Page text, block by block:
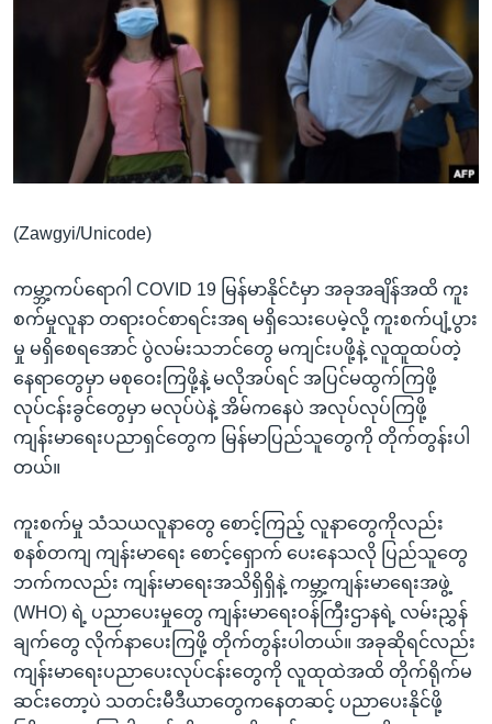
ရန်
ရန်
နေရာ
သို့
ကျော်
ရန်
ရုပ်ရှင်ထဲက အင်္ဂလိပ်စာ
သုတပဒေသာ အင်္ဂလိပ်စာ
ရေဒီယို/တီဗွီအစီအစဉ်
Learning English
ဗွီအိုအေ လူမှုကွန်ယက်များ
(Zawgyi/Unicode)
ကမ္ဘာ့ကပ်ရောဂါ COVID 19 မြန်မာနိုင်ငံမှာ အခုအချိန်အထိ ကူး
စက်မှုလူနာ တရားဝင်စာရင်းအရ မရှိသေးပေမဲ့လို့ ကူးစက်ပျံ့ပွား
မှု မရှိစေရအောင် ပွဲလမ်းသဘင်တွေ မကျင်းပဖို့နဲ့ လူထူထပ်တဲ့
နေရာတွေမှာ မစုဝေးကြဖို့နဲ့ မလိုအပ်ရင် အပြင်မထွက်ကြဖို့
လုပ်ငန်းခွင်တွေမှာ မလုပ်ပဲနဲ့ အိမ်ကနေပဲ အလုပ်လုပ်ကြဖို့
ကျန်းမာရေးပညာရှင်တွေက မြန်မာပြည်သူတွေကို တိုက်တွန်းပါ
တယ်။
ကူးစက်မှု သံသယလူနာတွေ စောင့်ကြည့် လူနာတွေကိုလည်း
စနစ်တကျ ကျန်းမာရေး စောင့်ရှောက် ပေးနေသလို ပြည်သူတွေ
ဘက်ကလည်း ကျန်းမာရေးအသိရှိရှိနဲ့ ကမ္ဘာ့ကျန်းမာရေးအဖွဲ့
(WHO) ရဲ့ ပညာပေးမှုတွေ ကျန်းမာရေးဝန်ကြီးဌာနရဲ့ လမ်းညွှန်
ချက်တွေ လိုက်နာပေးကြဖို့ တိုက်တွန်းပါတယ်။ အခုဆိုရင်လည်း
ကျန်းမာရေးပညာပေးလုပ်ငန်းတွေကို လူထုထဲအထိ တိုက်ရိုက်မ
ဆင်းတော့ပဲ သတင်းမီဒီယာတွေကနေတဆင့် ပညာပေးနိုင်ဖို့